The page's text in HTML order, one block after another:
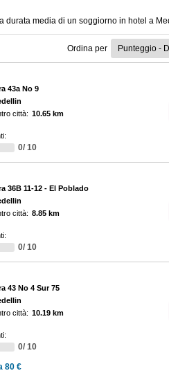
durata media di un soggiorno in hotel a
Ordina per
43a No 9
città: 10.65 km
0/ 10
36B 11-12 - El Poblado
città: 8.85 km
0/ 10
43 No 4 Sur 75
città: 10.19 km
0/ 10
80 €